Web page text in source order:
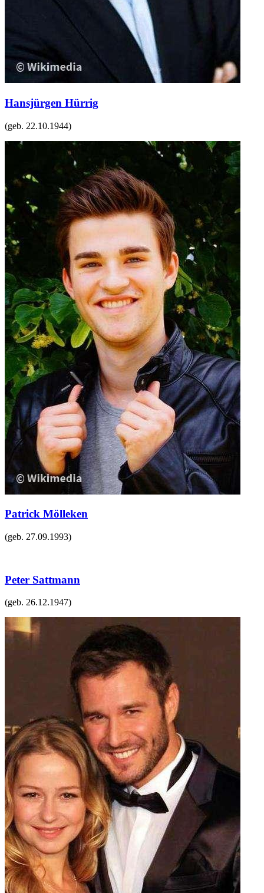
Hansjürgen Hürrig
(geb. 22.10.1944)
Patrick Mölleken
(geb. 27.09.1993)
Peter Sattmann
(geb. 26.12.1947)